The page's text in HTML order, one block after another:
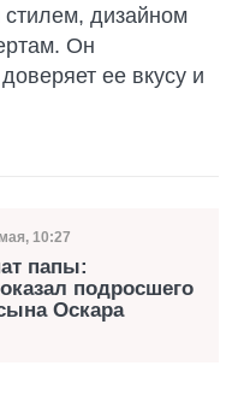
дизайном
Он
ее вкусу и
публикации
10:27
папы:
подросшего
Оскара